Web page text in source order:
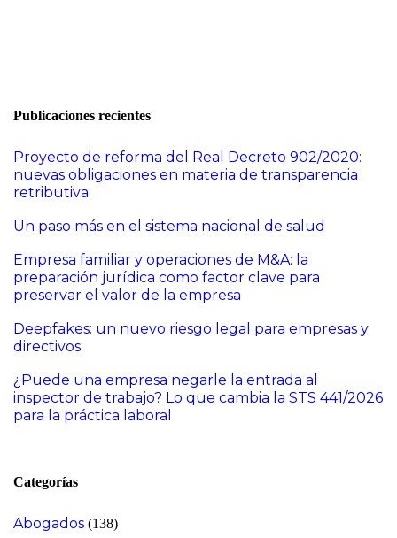
Publicaciones recientes
Proyecto de reforma del Real Decreto 902/2020:
nuevas obligaciones en materia de transparencia
retributiva
Un paso más en el sistema nacional de salud
Empresa familiar y operaciones de M&A: la
preparación jurídica como factor clave para
preservar el valor de la empresa
Deepfakes: un nuevo riesgo legal para empresas y
directivos
¿Puede una empresa negarle la entrada al
inspector de trabajo? Lo que cambia la STS 441/2026
para la práctica laboral
Categorías
Abogados (138)